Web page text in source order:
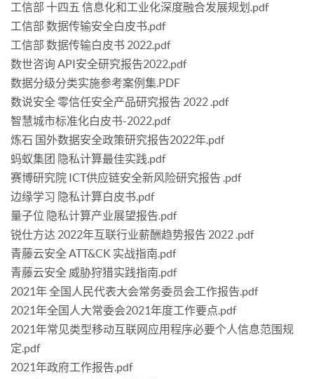
工信部 十四五 信息化和工业化深度融合发展规划.pdf
工信部 数据传输安全白皮书.pdf
工信部 数据传输白皮书 2022.pdf
数世咨询 API安全研究报告2022.pdf
数据分级分类实施参考案例集.PDF
数说安全 零信任安全产品研究报告 2022 .pdf
智慧城市标准化白皮书-2022.pdf
炼石 国外数据安全政策研究报告2022年.pdf
蚂蚁集团 隐私计算最佳实践.pdf
赛博研究院 ICT供应链安全新风险研究报告 .pdf
边缘学习 隐私计算白皮书.pdf
量子位 隐私计算产业展望报告.pdf
锐仕方达 2022年互联行业薪酬趋势报告 2022 .pdf
青藤云安全 ATT&CK 实战指南.pdf
青藤云安全 威胁狩猎实践指南.pdf
2021年 全国人民代表大会常务委员会工作报告.pdf
2021年全国人大常委会2021年度工作要点.pdf
2021年常见类型移动互联网应用程序必要个人信息范围规
定.pdf
2021年政府工作报告.pdf